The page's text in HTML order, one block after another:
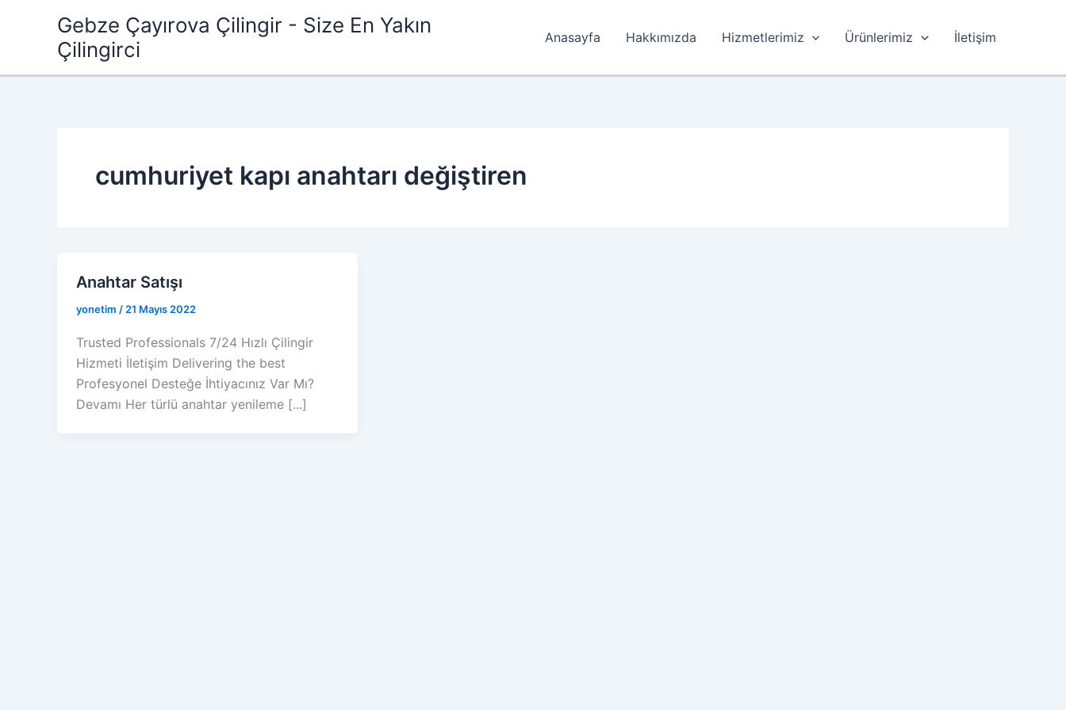
Gebze Çayırova Çilingir - Size En Yakın
Çilingirci
Anasayfa Hakkımızda Hizmetlerimiz Ürünlerimiz İletişim
cumhuriyet kapı anahtarı değiştiren
Anahtar Satışı
yonetim / 21 Mayıs 2022
Trusted Professionals 7/24 Hızlı Çilingir
Hizmeti İletişim Delivering the best
Profesyonel Desteğe İhtiyacınız Var Mı?
Devamı Her türlü anahtar yenileme [...]